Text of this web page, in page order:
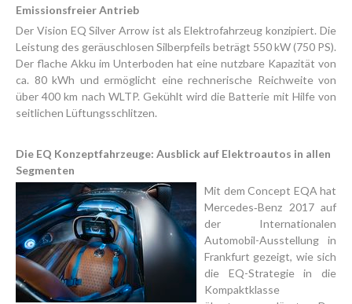
Emissionsfreier Antrieb
Der Vision EQ Silver Arrow ist als Elektrofahrzeug konzipiert. Die
Leistung des geräuschlosen Silberpfeils beträgt 550 kW (750 PS).
Der flache Akku im Unterboden hat eine nutzbare Kapazität von
ca. 80 kWh und ermöglicht eine rechnerische Reichweite von
über 400 km nach WLTP. Gekühlt wird die Batterie mit Hilfe von
seitlichen Lüftungsschlitzen.
Die EQ Konzeptfahrzeuge: Ausblick auf Elektroautos in allen
Segmenten
Mit dem Concept EQA hat
Mercedes‑Benz 2017 auf
der Internationalen
Automobil-Ausstellung in
Frankfurt gezeigt, wie sich
die EQ-Strategie in die
Kompaktklasse